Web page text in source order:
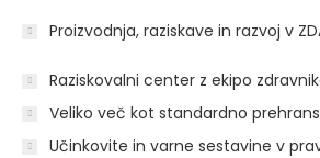
Proizvodnja, raziskave in razvoj v
Raziskovalni center z ekipo
Veliko več kot standardno
Učinkovite in varne sestavine v